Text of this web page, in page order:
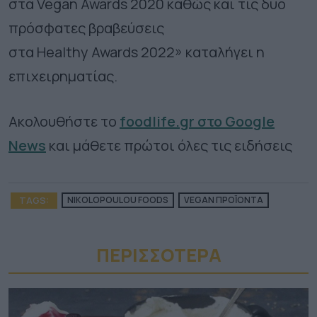
στα Vegan Awards 2020 καθώς και τις δύο
πρόσφατες βραβεύσεις
στα Healthy Awards 2022» καταλήγει η
επιχειρηματίας.
Ακολουθήστε το foodlife.gr στο Google
News και μάθετε πρώτοι όλες τις ειδήσεις
TAGS: NIKOLOPOULOU FOODS VEGAN ΠΡΟΪΟΝΤΑ
ΠΕΡΙΣΣΟΤΕΡA